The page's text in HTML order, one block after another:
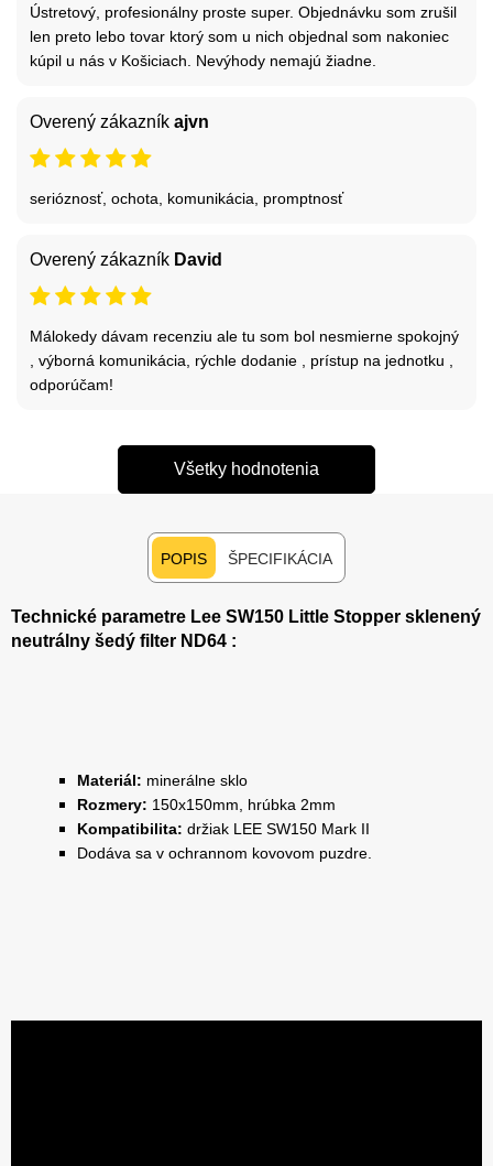
Ústretový, profesionálny proste super. Objednávku som zrušil
len preto lebo tovar ktorý som u nich objednal som nakoniec
kúpil u nás v Košiciach. Nevýhody nemajú žiadne.
Overený zákazník ajvn
serióznosť, ochota, komunikácia, promptnosť
Overený zákazník David
Málokedy dávam recenziu ale tu som bol nesmierne spokojný
, výborná komunikácia, rýchle dodanie , prístup na jednotku ,
odporúčam!
Všetky hodnotenia
POPIS ŠPECIFIKÁCIA
Technické parametre Lee SW150 Little Stopper sklenený
neutrálny šedý filter ND64 :
Materiál: minerálne sklo
Rozmery: 150x150mm, hrúbka 2mm
Kompatibilita: držiak LEE SW150 Mark II
Dodáva sa v ochrannom kovovom puzdre.